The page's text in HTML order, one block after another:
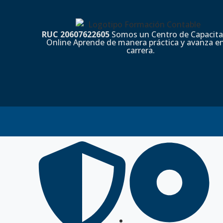
RUC 20607622605 Somos un Centro de
Online Aprende de manera práctica y avanza
carrera.